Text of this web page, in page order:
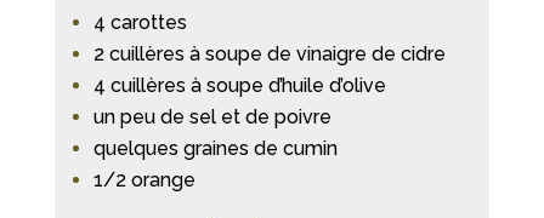
4 carottes
2 cuillères à soupe de vinaigre de cidre
4 cuillères à soupe d’huile d’olive
un peu de sel et de poivre
quelques graines de cumin
1/2 orange